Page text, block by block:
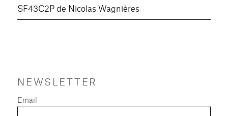
SF43C2P de Nicolas Wagnières
NEWSLETTER
Email